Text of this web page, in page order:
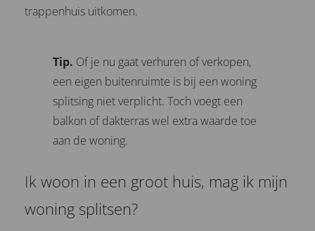
trappenhuis uitkomen.
Tip. Of je nu gaat verhuren of verkopen,
een eigen buitenruimte is bij een woning
splitsing niet verplicht. Toch voegt een
balkon of dakterras wel extra waarde toe
aan de woning.
Ik woon in een groot huis, mag ik mijn
woning splitsen?